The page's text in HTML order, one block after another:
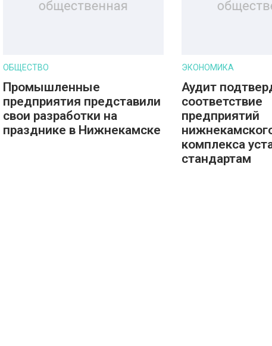
ОБЩЕСТВО
Промышленные
предприятия представили
свои разработки на
празднике в Нижнекамске
ЭКОНОМИКА
Аудит
соответствие
предприятий
комплекса
стандартам